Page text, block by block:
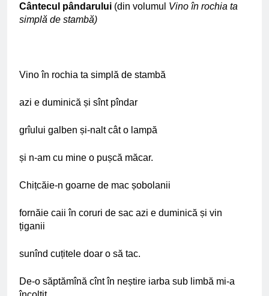
Cântecul pândarului (din volumul Vino în rochia ta
simplă de stambă)
Vino în rochia ta simplă de stambă
azi e duminică și sînt pîndar
grîului galben și-nalt cât o lampă
și n-am cu mine o pușcă măcar.
Chițcăie-n goarne de mac șobolanii
fornăie caii în coruri de sac azi e duminică și vin
țiganii
sunînd cuțitele doar o să tac.
De-o săptămînă cînt în neștire iarba sub limbă mi-a